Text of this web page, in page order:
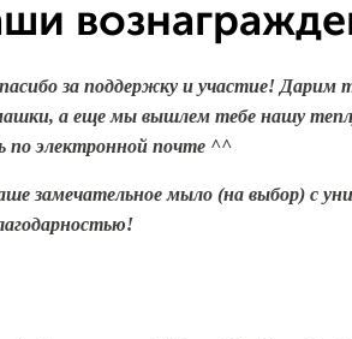
за поддержку и участие! Дарим
а еще мы вышлем тебе нашу
по электронной почте ^^
замечательное мыло (на выбор) с